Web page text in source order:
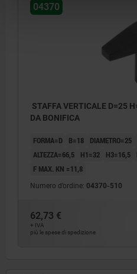
04370
STAFFA VERTICALE D=25
DA BONIFICA
FORMA=D B=18 DIAMETRO=25
ALTEZZA=66,5
H1=32 H3=16,5
F MAX. KN =11,8
Numero d’ordine: 04370-510
62,73 €
+ IVA
più le spese di spedizione